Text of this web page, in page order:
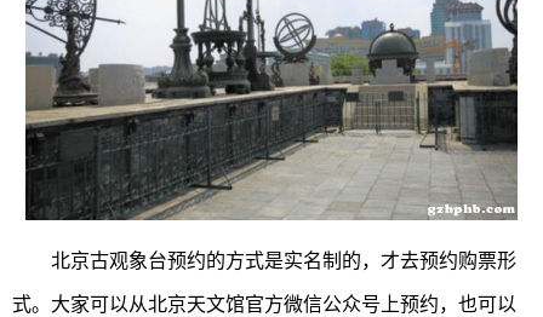
北京古观象台预约的方式是实名制的，才去预约购票形
式。大家可以从北京天文馆官方微信公众号上预约，也可以